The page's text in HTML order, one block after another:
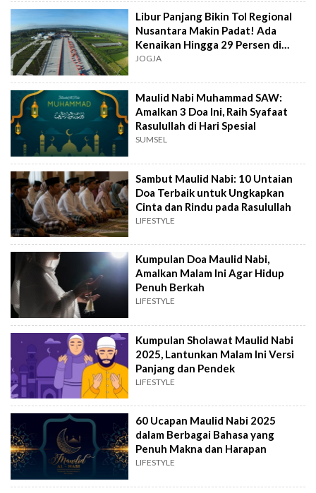
Libur Panjang Bikin Tol Regional
Nusantara Makin Padat! Ada
Kenaikan Hingga 29 Persen di
Ruas Ini
JOGJA
Maulid Nabi Muhammad SAW:
Amalkan 3 Doa Ini, Raih Syafaat
Rasulullah di Hari Spesial
SUMSEL
Sambut Maulid Nabi: 10 Untaian
Doa Terbaik untuk Ungkapkan
Cinta dan Rindu pada Rasulullah
LIFESTYLE
Kumpulan Doa Maulid Nabi,
Amalkan Malam Ini Agar Hidup
Penuh Berkah
LIFESTYLE
Kumpulan Sholawat Maulid Nabi
2025, Lantunkan Malam Ini Versi
Panjang dan Pendek
LIFESTYLE
60 Ucapan Maulid Nabi 2025
dalam Berbagai Bahasa yang
Penuh Makna dan Harapan
LIFESTYLE